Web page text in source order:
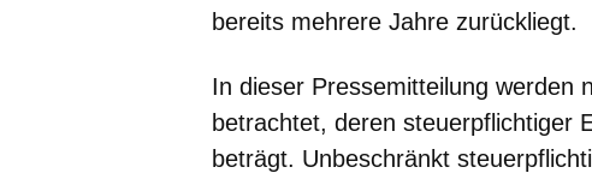
bereits mehrere Jahre zurückliegt.
In dieser Pressemitteilung werden
betrachtet, deren steuerpflichtiger
beträgt. Unbeschränkt